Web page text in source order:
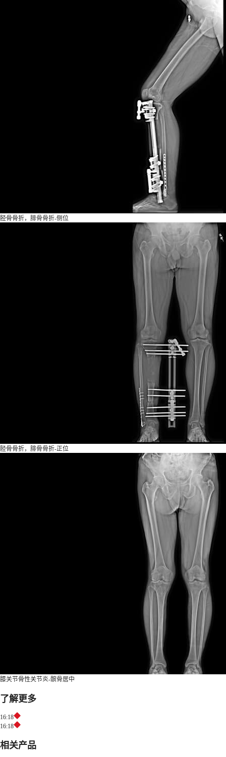
胫骨骨折，腓骨骨折-侧位
胫骨骨折，腓骨骨折-正位
膝关节骨性关节炎-髌骨居中
了解更多
16:18
16:18
相关产品